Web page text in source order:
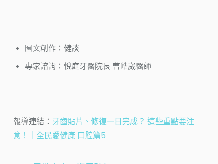
圖文創作：健談
專家諮詢：悅庭牙醫院長 曹皓崴醫師
報導連結： 牙齒貼片、修復一日完成？ 這些重點要注
意！｜全民愛健康 口腔篇5